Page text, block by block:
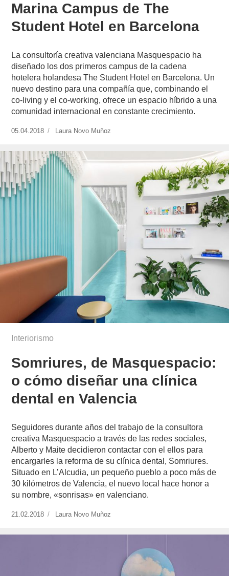
Marina Campus de The
Student Hotel en Barcelona
La consultoría creativa valenciana Masquespacio ha
diseñado los dos primeros campus de la cadena
hotelera holandesa The Student Hotel en Barcelona. Un
nuevo destino para una compañía que, combinando el
co-living y el co-working, ofrece un espacio híbrido a una
comunidad internacional en constante crecimiento.
Publicado
05.04.2018
https://www.experimenta.es/author/laura-
munoz/
Laura Novo Muñoz
Interiorismo
Somriures, de Masquespacio:
o cómo diseñar una clínica
dental en Valencia
Seguidores durante años del trabajo de la consultora
creativa Masquespacio a través de las redes sociales,
Alberto y Maite decidieron contactar con el ellos para
encargarles la reforma de su clínica dental, Somriures.
Situado en L’Alcudia, un pequeño pueblo a poco más de
30 kilómetros de Valencia, el nuevo local hace honor a
su nombre, «sonrisas» en valenciano.
Publicado
21.02.2018
https://www.experimenta.es/author/laura-
munoz/
Laura Novo Muñoz